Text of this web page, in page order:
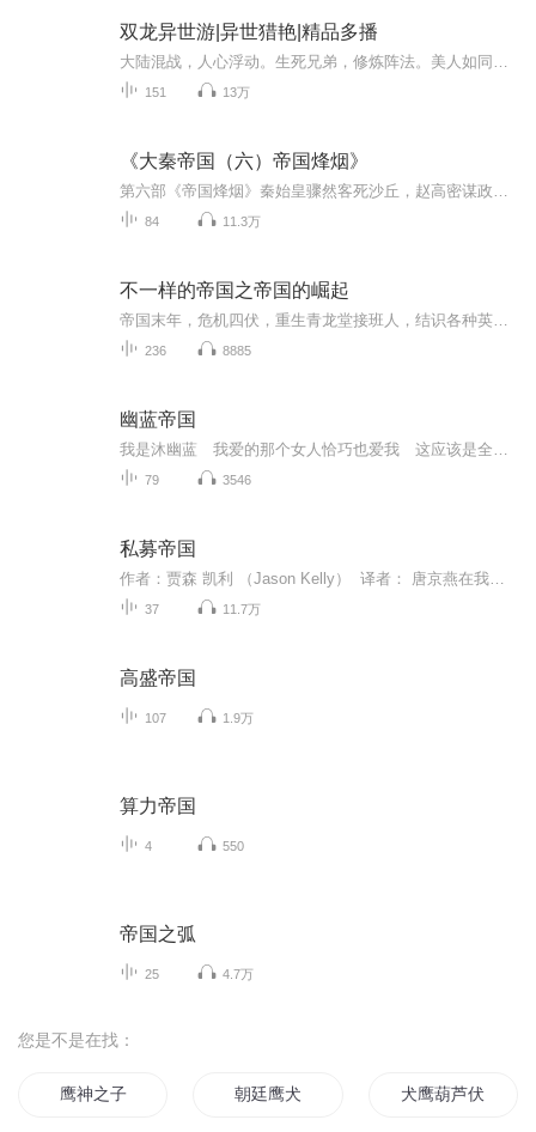
双龙异世游|异世猎艳|精品多播
151 13万
《大秦帝国（六）帝国烽烟》
84 11.3万
不一样的帝国之帝国的崛起
236 8885
幽蓝帝国
79 3546
私募帝国
37 11.7万
高盛帝国
107 1.9万
算力帝国
4 550
帝国之弧
25 4.7万
您是不是在找：
鹰神之子 朝廷鹰犬 犬鹰葫芦伏魔记